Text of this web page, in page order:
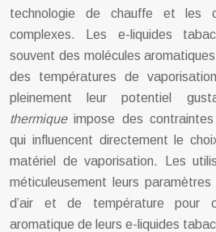
technologie de chauffe et les
complexes. Les e-liquides
souvent des molécules
des températures de
pleinement leur potentiel
thermiqueimpose des
qui influencent directement le
matériel de vaporisation. Les
méticuleusement leurs
d’air et de température pour
aromatique de leurs e-liquides